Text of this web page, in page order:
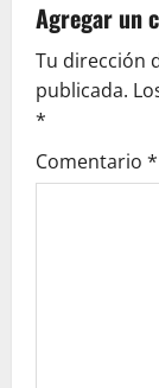
i
g
a
t
Agregar un
Tu dirección
publicada.
*
Comentario *